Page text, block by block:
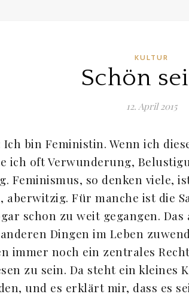
KULTUR
Schön
12. April 2015
Ich bin Feministin. Wenn ich
ich oft Verwunderung,
Feminismus, so denken viele,
aberwitzig. Für manche ist die
schon zu weit gegangen.
Dingen im Leben
immer noch ein zentrales
zu sein. Da steht ein kleines
und es erklärt mir, dass es